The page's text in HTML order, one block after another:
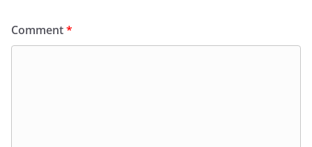
Comment*